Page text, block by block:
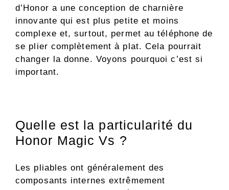
d’Honor a une conception de charnière
innovante qui est plus petite et moins
complexe et, surtout, permet au téléphone de
se plier complètement à plat. Cela pourrait
changer la donne. Voyons pourquoi c’est si
important.
Quelle est la particularité du
Honor Magic Vs ?
Les pliables ont généralement des
composants internes extrêmement